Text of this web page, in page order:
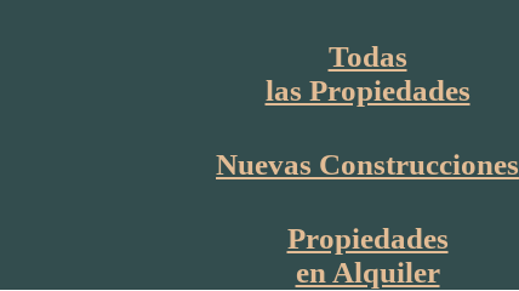
Todas
las Propiedades
Nuevas Construcciones
Propiedades
en Alquiler